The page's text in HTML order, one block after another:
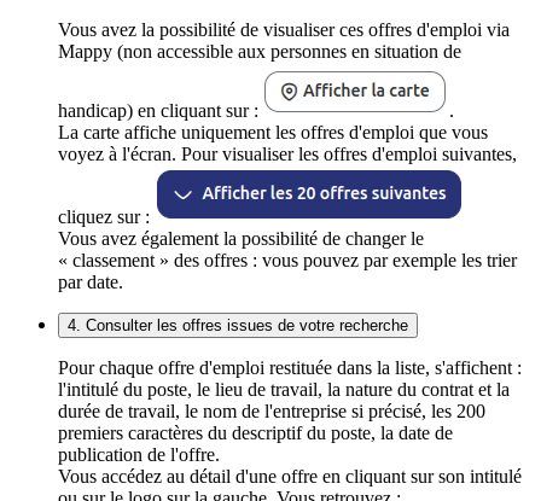
Vous avez la possibilité de visualiser ces offres d'emploi via
Mappy (non accessible aux personnes en situation de
handicap) en cliquant sur :
.
La carte affiche uniquement les offres d'emploi que vous
voyez à l'écran. Pour visualiser les offres d'emploi suivantes,
cliquez sur :
Vous avez également la possibilité de changer le
« classement » des offres : vous pouvez par exemple les trier
par date.
4. Consulter les offres issues de votre recherche
Pour chaque offre d'emploi restituée dans la liste, s'affichent :
l'intitulé du poste, le lieu de travail, la nature du contrat et la
durée de travail, le nom de l'entreprise si précisé, les 200
premiers caractères du descriptif du poste, la date de
publication de l'offre.
Vous accédez au détail d'une offre en cliquant sur son intitulé